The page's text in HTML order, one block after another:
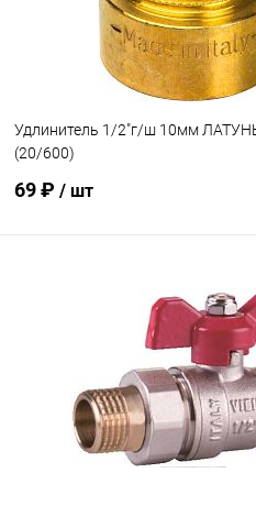
Удлинитель 1/2"г/ш 10мм
(20/600)
69 ₽ / шт
К
В